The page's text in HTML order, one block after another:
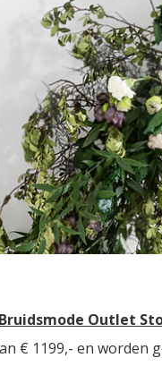
met in totaal
Bruidsmode Outlet
€ 1199,- en worden